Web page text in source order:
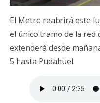
El Metro reabrirá este
el único tramo de la red
extenderá desde
5 hasta Pudahuel.